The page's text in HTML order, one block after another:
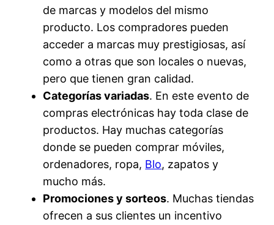
de marcas y modelos del mismo
producto. Los compradores pueden
acceder a marcas muy prestigiosas, así
como a otras que son locales o nuevas,
pero que tienen gran calidad.
Categorías variadas. En este evento de
compras electrónicas hay toda clase de
productos. Hay muchas categorías
donde se pueden comprar móviles,
ordenadores, ropa, Blo, zapatos y
mucho más.
Promociones y sorteos. Muchas tiendas
ofrecen a sus clientes un incentivo